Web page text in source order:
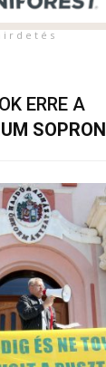
i r d e t é s
ERRE A
SOPRON